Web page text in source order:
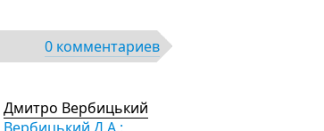
0 комментариев
Дмитро Вербицький